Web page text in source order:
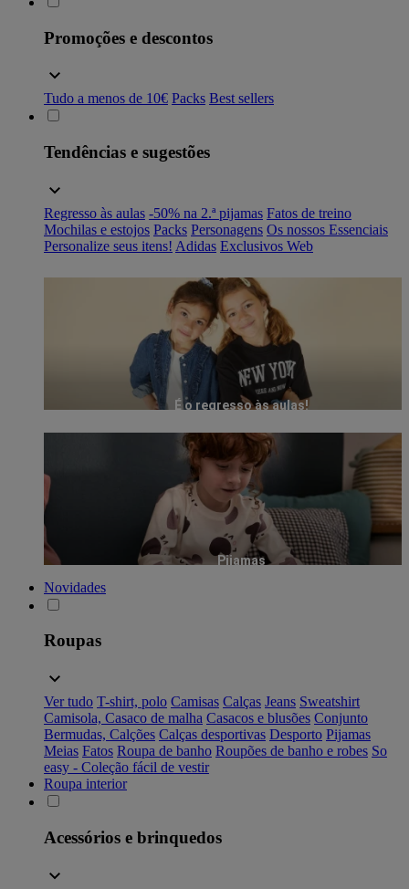
Promoções e descontos
Tudo a menos de 10€ Packs Best sellers
Tendências e sugestões
Regresso às aulas -50% na 2.ª pijamas Fatos de treino
Mochilas e estojos Packs Personagens Os nossos Essenciais
Personalize seus itens! Adidas Exclusivos Web
É o regresso às aulas!
Pijamas
Novidades
Roupas
Ver tudo T-shirt, polo Camisas Calças Jeans Sweatshirt
Camisola, Casaco de malha Casacos e blusões Conjunto
Bermudas, Calções Calças desportivas Desporto Pijamas
Meias Fatos Roupa de banho Roupões de banho e robes So
easy - Coleção fácil de vestir
Roupa interior
Acessórios e brinquedos